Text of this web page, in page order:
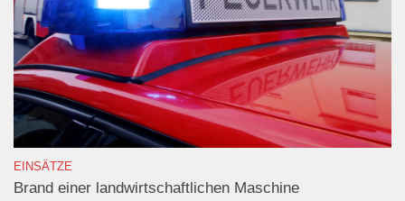
EINSÄTZE
Brand einer landwirtschaftlichen Maschine